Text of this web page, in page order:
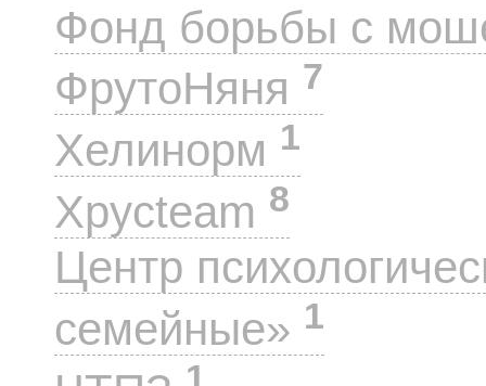
Фонд борьбы с
ФрутоНяня 7
Хелинорм 1
Хрусteam 8
Центр
семейные» 1
1